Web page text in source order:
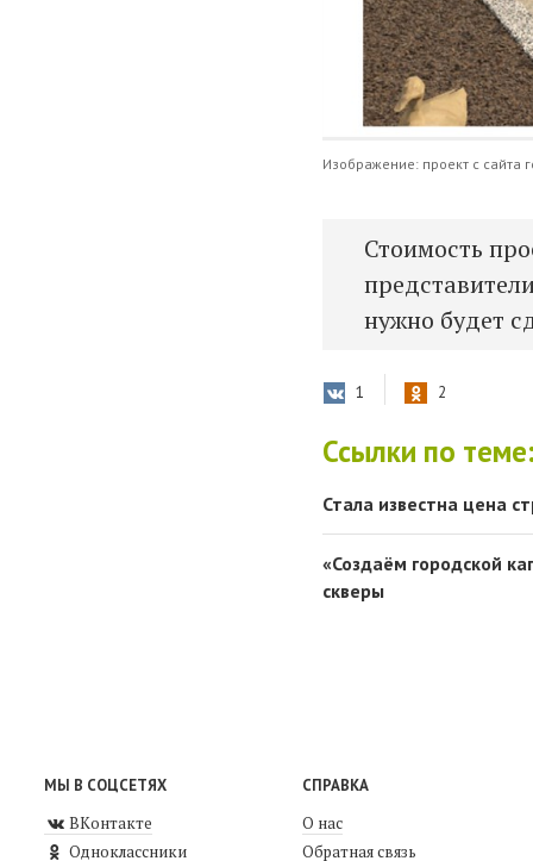
Изображение: проект с сайта
Стоимость
нужно будет
1 2
Ссылки по
Стала известна цена
«Создаём городской
скверы
МЫ В СОЦСЕТЯХ
ВКонтакте
Одноклассники
СПРАВКА
О нас
Обратная связь